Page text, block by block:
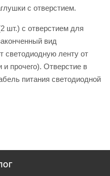
с отверстием.
шт.) с отверстием для
вид
светодиодную ленту от
прочего). Отверстие в
питания светодиодной